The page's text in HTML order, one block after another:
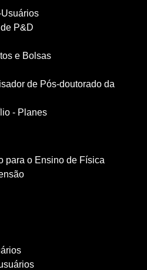
P&D
e Bolsas
de Pós-doutorado da
- Planes
para o Ensino de Física